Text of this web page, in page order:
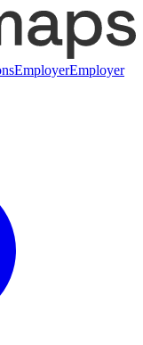
EmployerEmployer